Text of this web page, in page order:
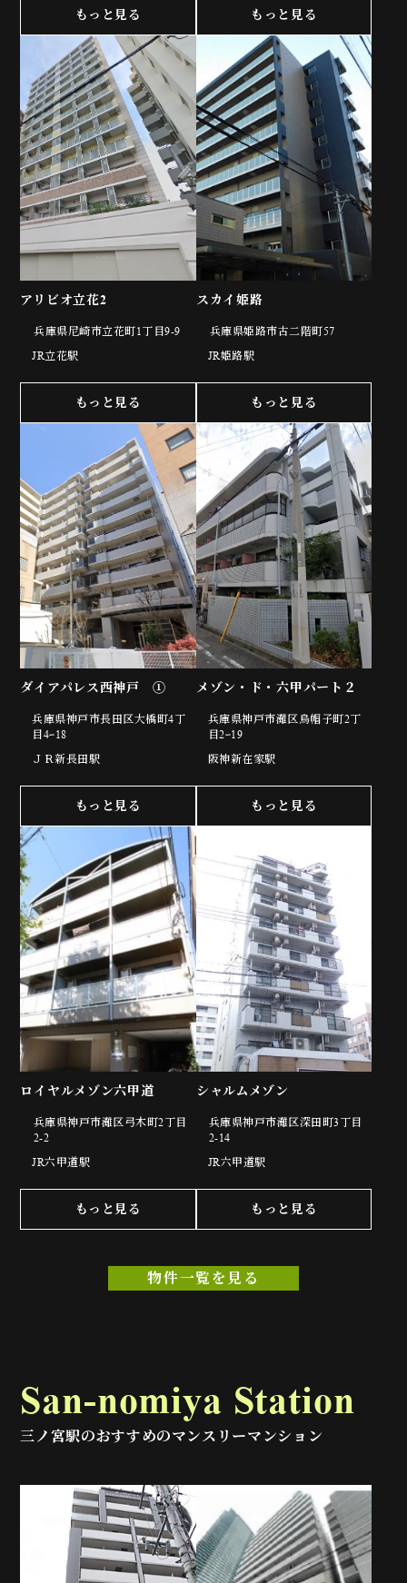
もっと見る もっと見る
アリビオ立花2
兵庫県尼崎市立花町1丁目9-9
JR立花駅
もっと見る
スカイ姫路
兵庫県姫路市古二階町57
JR姫路駅
もっと見る
ダイアパレス西神戸 ①
兵庫県神戸市長田区大橋町4丁
目4ｰ18
ＪＲ新長田駅
もっと見る
メゾン・ド・六甲パート２
兵庫県神戸市灘区烏帽子町2丁
目2ｰ19
阪神新在家駅
もっと見る
ロイヤルメゾン六甲道
兵庫県神戸市灘区弓木町2丁目
2-2
JR六甲道駅
もっと見る
シャルムメゾン
兵庫県神戸市灘区深田町3丁目
2-14
JR六甲道駅
もっと見る
物件一覧を見る
San-nomiya Station
三ノ宮駅のおすすめのマンスリーマンション